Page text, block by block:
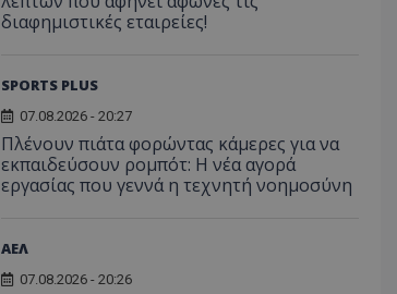
διαφημιστικές εταιρείες!
SPORTS PLUS
07.08.2026 - 20:27
Πλένουν πιάτα φορώντας κάμερες για να
εκπαιδεύσουν ρομπότ: Η νέα αγορά
εργασίας που γεννά η τεχνητή νοημοσύνη
ΑΕΛ
07.08.2026 - 20:26